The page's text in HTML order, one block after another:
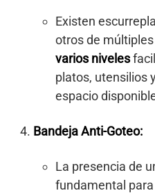
Existen
otros de
varios niveles
platos, utensilios
espacio
Bandeja Anti-Goteo:
La presencia de
fundamental